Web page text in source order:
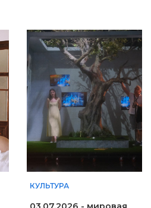
КУЛЬТУРА